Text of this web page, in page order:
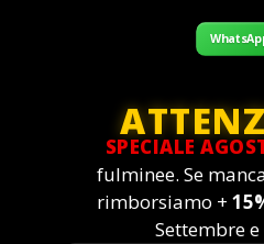
SPECIALE
fulminee. Se
rimborsiamo +
Settembre